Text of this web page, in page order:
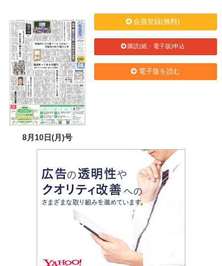
8月10日(月)号
会員登録(無料)
購読(紙・電子版)申込
電子版を読む